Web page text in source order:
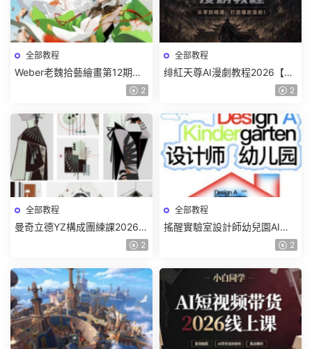
全部教程
Weber老魏拾藝繪畫第12期角
色特訓班【畫質不錯隻有視
2
全部教程
绯紅天尊AI漫劇教程2026【畫
2
全部教程
曼奇立德YZ構成團練課2026年
8月已結課【畫質高清有課件】
2
全部教程
搖醒實驗室設計師幼兒園AI軟
件基礎課2025【畫質不錯有素
2